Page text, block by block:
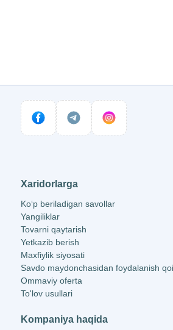
Xaridorlarga
Ko‘p beriladigan savollar
Yangiliklar
Tovarni qaytarish
Yetkazib berish
Maxfiylik siyosati
Savdo maydonchasidan foydalanish
Ommaviy oferta
To'lov usullari
Kompaniya haqida